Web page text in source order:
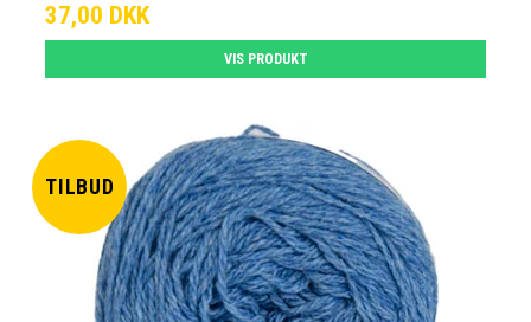
37,00 DKK
VIS PRODUKT
TILBUD